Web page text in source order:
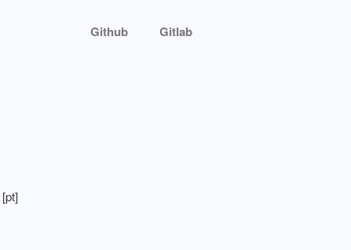
Github Gitlab
[pt]